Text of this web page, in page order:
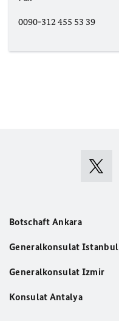
0090-312 455 53 39
Botschaft Ankara
Generalkonsulat Istanbul
Generalkonsulat Izmir
Konsulat Antalya